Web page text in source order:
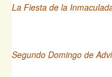
La Fiesta de la
Segundo Domingo de